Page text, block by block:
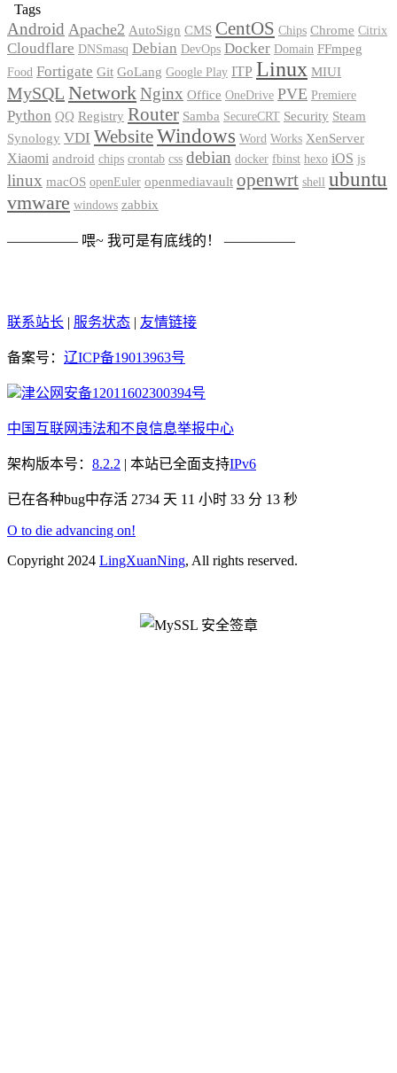
Tags
Android Apache2 AutoSign CMS CentOS Chips Chrome Citrix
Cloudflare DNSmasq Debian DevOps Docker Domain FFmpeg
Food Fortigate Git GoLang Google Play ITP Linux MIUI
MySQL NetworkNginx Office OneDrive PVE Premiere
Python QQ Registry Router Samba SecureCRT Security Steam
Synology VDI WebsiteWindows Word Works XenServer
Xiaomi android chips crontab css debian docker fbinst hexo iOS js
linux macOS openEuler openmediavault openwrt shell ubuntu
vmware windows zabbix
————— 喂~ 我可是有底线的！ —————
联系站长 | 服务状态 | 友情链接
备案号： 辽ICP备19013963号
津公网安备12011602300394号
中国互联网违法和不良信息举报中心
架构版本号： 8.2.2 | 本站已全面支持IPv6
已在各种bug中存活 2734 天 11 小时 33 分 14 秒
O to die advancing on!
Copyright 2024 LingXuanNing, All rights reserved.